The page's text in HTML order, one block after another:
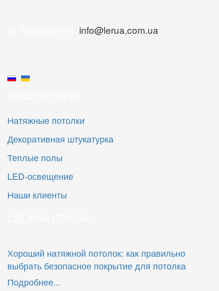
info@lerua.com.ua
Натяжные потолки
Декоративная штукатурка
Теплые полы
LED-освещение
Наши клиенты
Хороший натяжной потолок: как правильно
выбрать безопасное покрытие для потолка
Подробнее...